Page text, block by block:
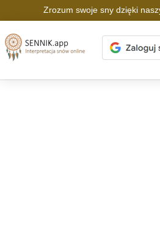
Zrozum swoje sny dzięki